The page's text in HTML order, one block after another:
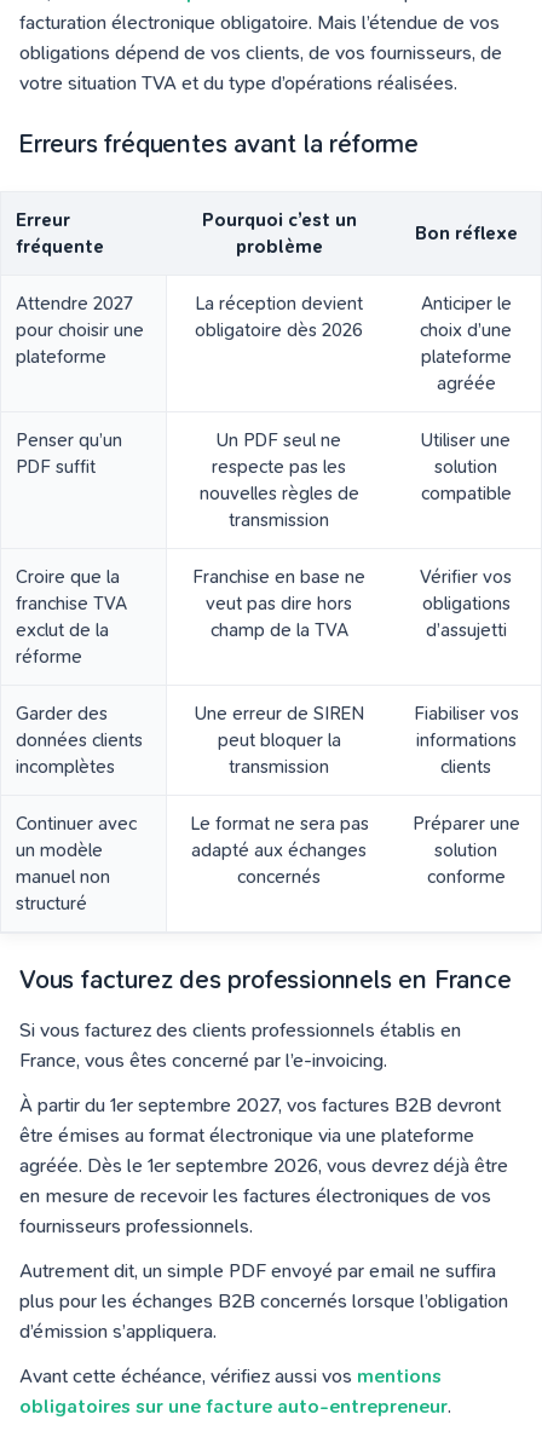
facturation électronique obligatoire. Mais l’étendue de vos
obligations dépend de vos clients, de vos fournisseurs, de
votre situation TVA et du type d’opérations réalisées.
Erreurs fréquentes avant la réforme
Erreur
fréquente
Pourquoi c’est un
problème
Bon réflexe
Attendre 2027
pour choisir une
plateforme
La réception devient
obligatoire dès 2026
Anticiper le
choix d’une
plateforme
agréée
Penser qu’un
PDF suffit
Un PDF seul ne
respecte pas les
nouvelles règles de
transmission
Utiliser une
solution
compatible
Croire que la
franchise TVA
exclut de la
réforme
Franchise en base ne
veut pas dire hors
champ de la TVA
Vérifier vos
obligations
d’assujetti
Garder des
données clients
incomplètes
Une erreur de SIREN
peut bloquer la
transmission
Fiabiliser vos
informations
clients
Continuer avec
un modèle
manuel non
structuré
Le format ne sera pas
adapté aux échanges
concernés
Préparer une
solution
conforme
Vous facturez des professionnels en France
Si vous facturez des clients professionnels établis en
France, vous êtes concerné par l’e-invoicing.
À partir du 1er septembre 2027, vos factures B2B devront
être émises au format électronique via une plateforme
agréée. Dès le 1er septembre 2026, vous devrez déjà être
en mesure de recevoir les factures électroniques de vos
fournisseurs professionnels.
Autrement dit, un simple PDF envoyé par email ne suffira
plus pour les échanges B2B concernés lorsque l’obligation
d’émission s’appliquera.
Avant cette échéance, vérifiez aussi vos mentions
obligatoires sur une facture auto-entrepreneur.